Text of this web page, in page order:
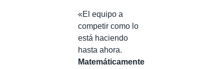
«El equipo a
competir como lo
está haciendo
hasta ahora.
Matemáticamente